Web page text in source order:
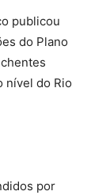
publicou
do Plano
nível do Rio
por